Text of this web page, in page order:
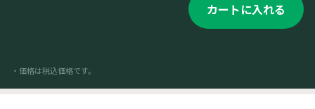
カートに入れる
・価格は税込価格です。